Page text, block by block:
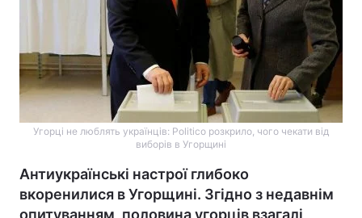
Угорці не люблять українців: Politico розкрило, чого чекати від
виборів в Угорщині
Антиукраїнські настрої глибоко
вкоренилися в Угорщині. Згідно з недавнім
опитуванням, половина угорців взагалі